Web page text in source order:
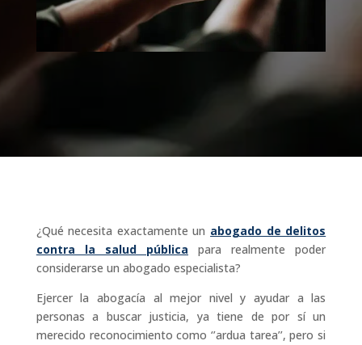
¿Qué necesita exactamente un abogado de delitos
contra la salud pública para realmente poder
considerarse un abogado especialista?
Ejercer la abogacía al mejor nivel y ayudar a las
personas a buscar justicia, ya tiene de por sí un
merecido reconocimiento como ‘’ardua tarea’’, pero si